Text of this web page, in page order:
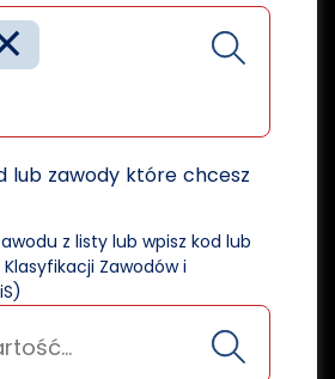
lub zawody które chcesz
z listy lub wpisz kod lub
Zawodów i